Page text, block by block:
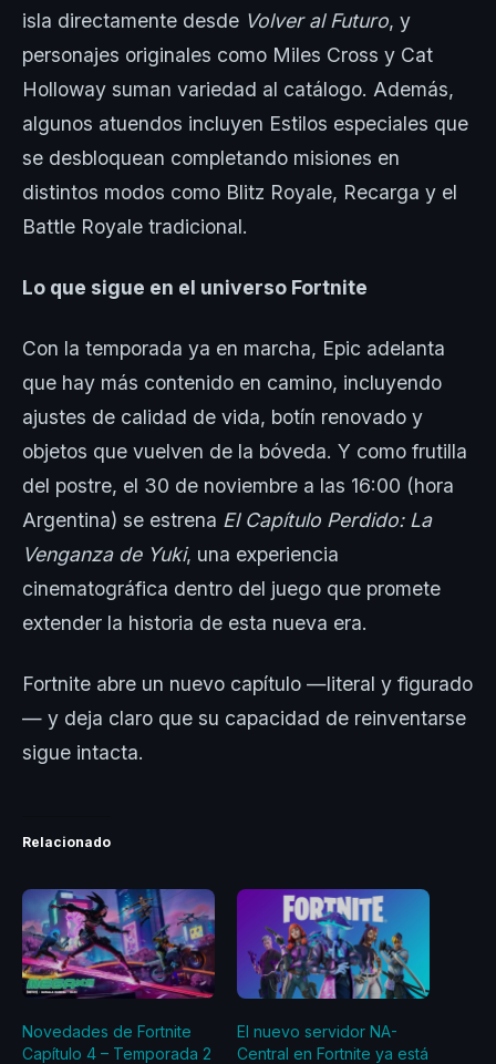
isla directamente desde Volver al Futuro, y
personajes originales como Miles Cross y Cat
Holloway suman variedad al catálogo. Además,
algunos atuendos incluyen Estilos especiales que
se desbloquean completando misiones en
distintos modos como Blitz Royale, Recarga y el
Battle Royale tradicional.
Lo que sigue en el universo Fortnite
Con la temporada ya en marcha, Epic adelanta
que hay más contenido en camino, incluyendo
ajustes de calidad de vida, botín renovado y
objetos que vuelven de la bóveda. Y como frutilla
del postre, el 30 de noviembre a las 16:00 (hora
Argentina) se estrena El Capítulo Perdido: La
Venganza de Yuki, una experiencia
cinematográfica dentro del juego que promete
extender la historia de esta nueva era.
Fortnite abre un nuevo capítulo —literal y figurado
— y deja claro que su capacidad de reinventarse
sigue intacta.
Relacionado
Novedades de Fortnite
Capítulo 4 – Temporada 2
El nuevo servidor NA-
Central en Fortnite ya está